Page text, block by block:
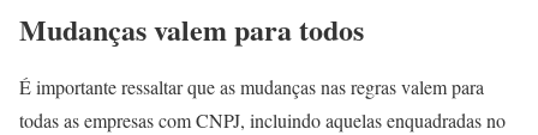
Mudanças valem para todos
É importante ressaltar que as mudanças nas regras valem para
todas as empresas com CNPJ, incluindo aquelas enquadradas no